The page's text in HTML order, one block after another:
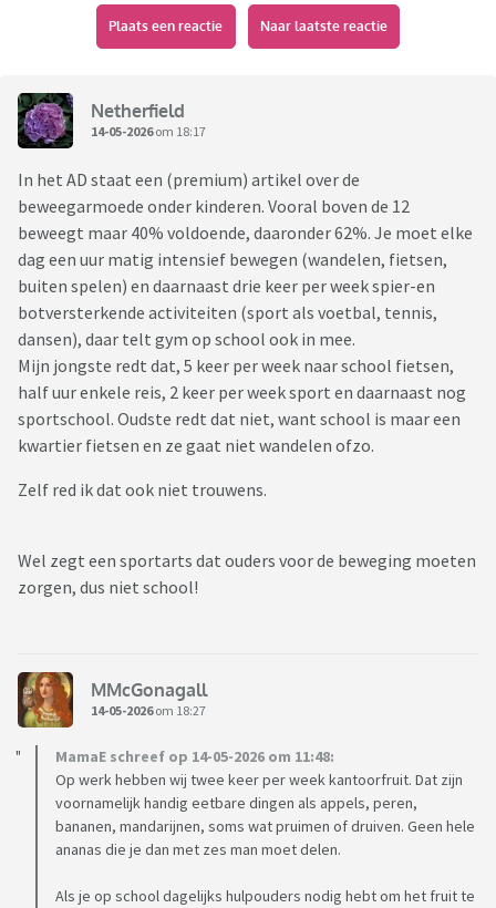
Plaats een reactie Naar laatste reactie
Netherfield
14-05-2026om 18:17
In het AD staat een (premium) artikel over de
beweegarmoede onder kinderen. Vooral boven de 12
beweegt maar 40% voldoende, daaronder 62%. Je moet elke
dag een uur matig intensief bewegen (wandelen, fietsen,
buiten spelen) en daarnaast drie keer per week spier-en
botversterkende activiteiten (sport als voetbal, tennis,
dansen), daar telt gym op school ook in mee.
Mijn jongste redt dat, 5 keer per week naar school fietsen,
half uur enkele reis, 2 keer per week sport en daarnaast nog
sportschool. Oudste redt dat niet, want school is maar een
kwartier fietsen en ze gaat niet wandelen ofzo.
Zelf red ik dat ook niet trouwens.
Wel zegt een sportarts dat ouders voor de beweging moeten
zorgen, dus niet school!
MMcGonagall
14-05-2026om 18:27
MamaE schreef op 14-05-2026 om 11:48:
Op werk hebben wij twee keer per week kantoorfruit. Dat zijn
voornamelijk handig eetbare dingen als appels, peren,
bananen, mandarijnen, soms wat pruimen of druiven. Geen hele
ananas die je dan met zes man moet delen.
Als je op school dagelijks hulpouders nodig hebt om het fruit te